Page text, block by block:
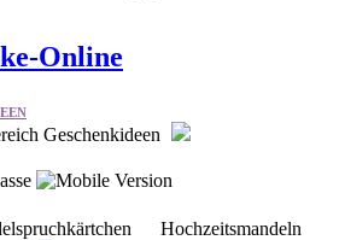
Online
Geschenkideen
Hochzeitsmandeln